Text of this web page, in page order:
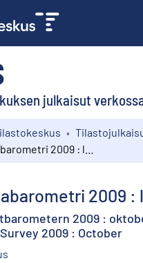
julkaisut
2009 :
2009 :
2009 : October